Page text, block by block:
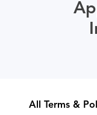
All Terms &